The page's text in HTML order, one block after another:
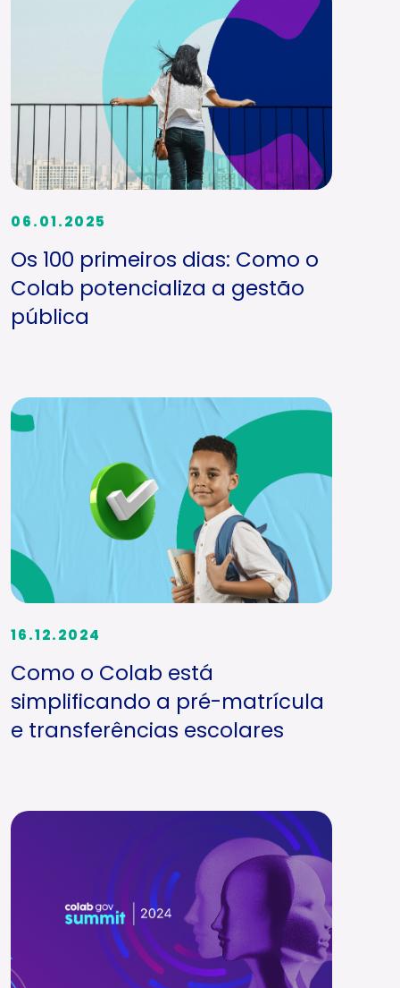
06.01.2025
Os 100 primeiros dias: Como o
Colab potencializa a gestão
pública
16.12.2024
Como o Colab está
simplificando a pré-matrícula
e transferências escolares